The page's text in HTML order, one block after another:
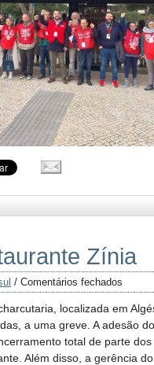
Zínia
/ Comentários fechados
localizada em
a uma greve. A adesão
total de parte dos
Além disso, a gerência